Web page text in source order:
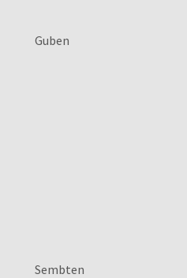
Guben
Sembten